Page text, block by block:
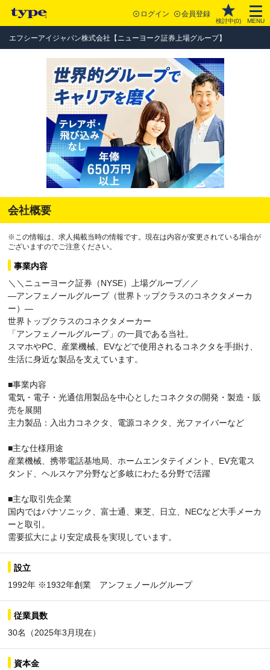
ログイン 会員登録
検討中(0) MENU
エフシーアイジャパン株式会社【ニューヨーク証券上場グループ】
会社概要
※この情報は、求人掲載当時の情報です。現在は内容が変更されている場合が
ございますのでご注意ください。
事業内容
＼＼ニューヨーク証券（NYSE）上場グループ／／
―アンフェノールグループ（世界トップクラスのコネクタメーカ
ー）―
世界トップクラスのコネクタメーカー
「アンフェノールグループ」の一員である当社。
スマホやPC、産業機械、EVなどで使用されるコネクタを手掛け、
生活に身近な製品を支えています。
■事業内容
電気・電子・光通信用製品を中心としたコネクタの開発・製造・販
売を展開
主力製品：入出力コネクタ、電源コネクタ、光ファイバーなど
■主な仕様用途
産業機械、携帯電話基地局、ホームエンタテイメント、EV充電ス
タンド、ヘルスケア分野など多岐にわたる分野で活躍
■主な取引先企業
国内ではパナソニック、富士通、東芝、日立、NECなど大手メーカ
ーと取引。
需要拡大により安定成長を実現しています。
設立
1992年 ※1932年創業 アンフェノールグループ
従業員数
30名（2025年3月現在）
資本金